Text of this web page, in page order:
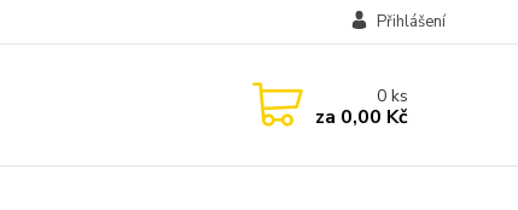
Přihlášení
0ks
za 0,00 Kč